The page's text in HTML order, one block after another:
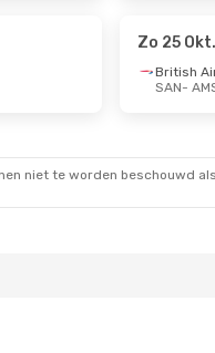
Zo 25 Okt.
British
SAN-
niet te worden beschouwd